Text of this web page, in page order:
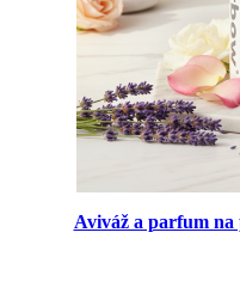
Aviváž a parfum na